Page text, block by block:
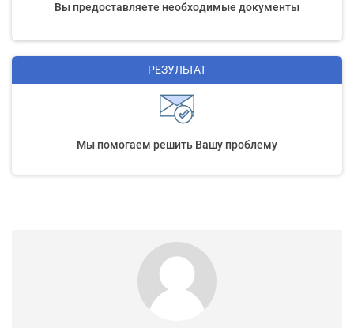
Вы предоставляете необходимые документы
РЕЗУЛЬТАТ
Мы помогаем решить Вашу проблему